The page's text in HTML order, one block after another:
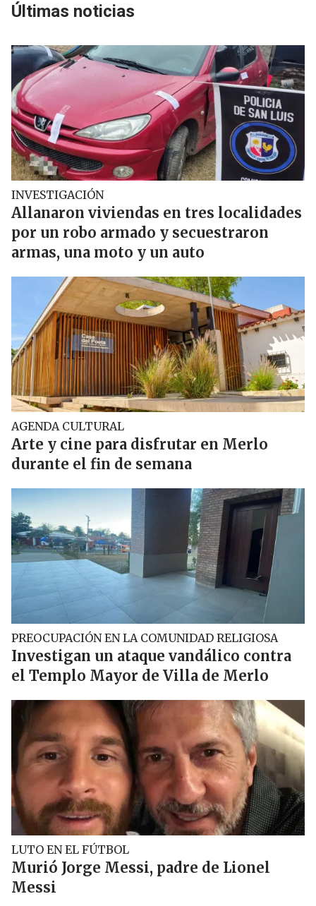
Últimas noticias
INVESTIGACIÓN
Allanaron viviendas en tres localidades
por un robo armado y secuestraron
armas, una moto y un auto
AGENDA CULTURAL
Arte y cine para disfrutar en Merlo
durante el fin de semana
PREOCUPACIÓN EN LA COMUNIDAD RELIGIOSA
Investigan un ataque vandálico contra
el Templo Mayor de Villa de Merlo
LUTO EN EL FÚTBOL
Murió Jorge Messi, padre de Lionel
Messi